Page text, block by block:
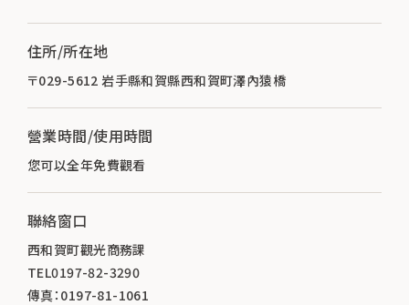
住所/所在地
〒029-5612 岩手縣和賀縣西和賀町澤內猿橋
營業時間/使用時間
您可以全年免費觀看
聯絡窗口
西和賀町觀光商務課
TEL0197-82-3290
傳真：0197-81-1061